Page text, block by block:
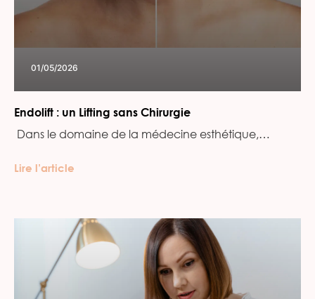
01/05/2026
Endolift : un Lifting sans Chirurgie
‍ Dans le domaine de la médecine esthétique,…
Lire l’article